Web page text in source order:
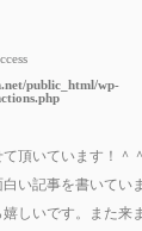
public_html/wp-
頂いています！＾
い記事を書いてい
しいです。また来